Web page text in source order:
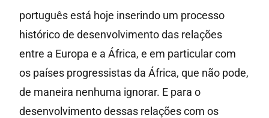
português está hoje inserindo um processo
histórico de desenvolvimento das relações
entre a Europa e a África, e em particular com
os países progressistas da África, que não pode,
de maneira nenhuma ignorar. E para o
desenvolvimento dessas relações com os